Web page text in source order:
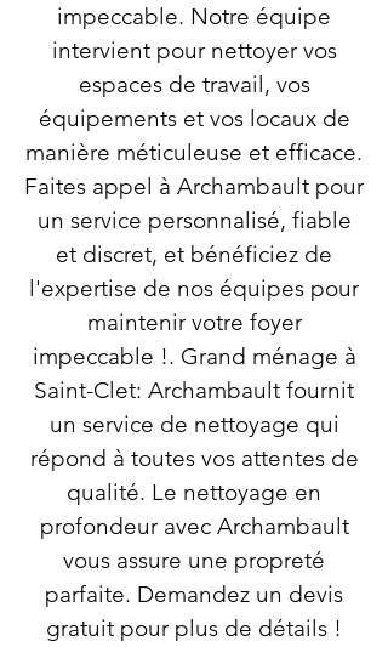
impeccable. Notre équipe
intervient pour nettoyer vos
espaces de travail, vos
équipements et vos locaux de
manière méticuleuse et efficace.
Faites appel à Archambault pour
un service personnalisé, fiable
et discret, et bénéficiez de
l'expertise de nos équipes pour
maintenir votre foyer
impeccable !. Grand ménage à
Saint-Clet: Archambault fournit
un service de nettoyage qui
répond à toutes vos attentes de
qualité. Le nettoyage en
profondeur avec Archambault
vous assure une propreté
parfaite. Demandez un devis
gratuit pour plus de détails !